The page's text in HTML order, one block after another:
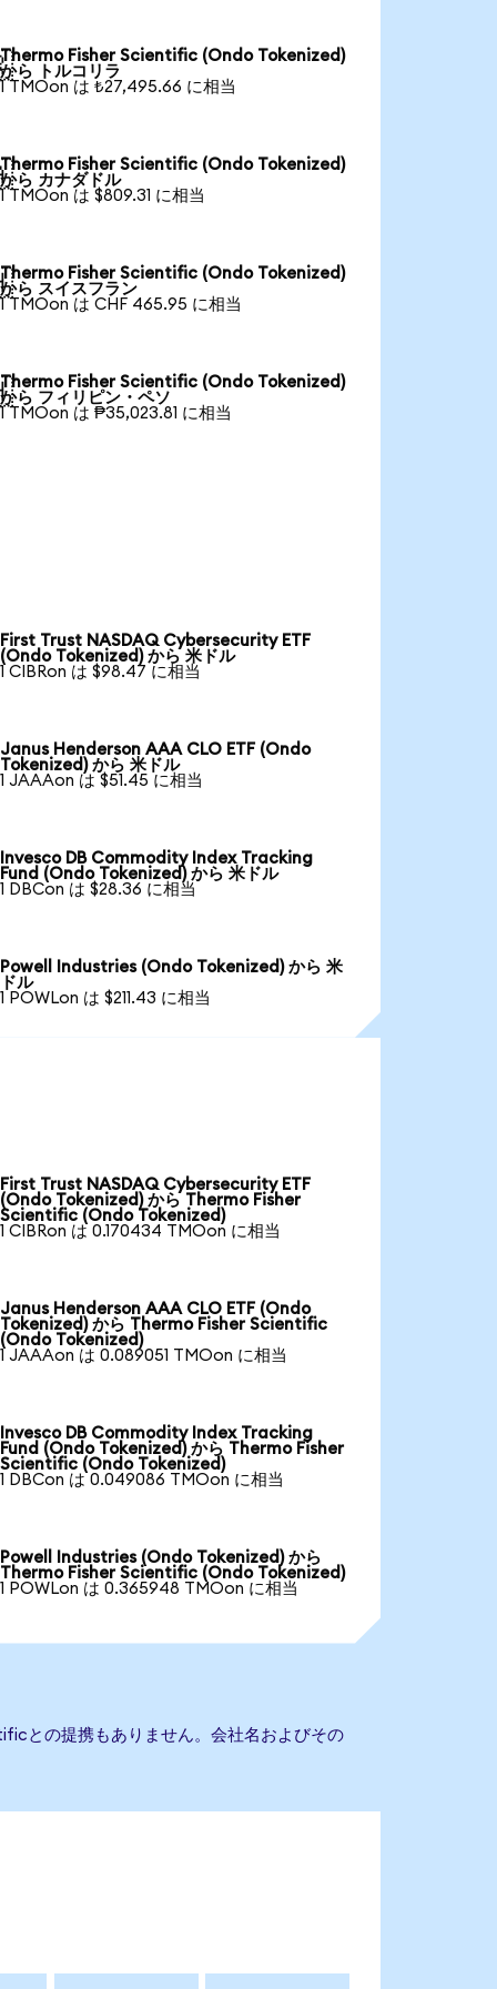
Thermo Fisher Scientific (Ondo Tokenized)
から トルコリラ
1 TMOon は ₺27,495.66 に相当
Thermo Fisher Scientific (Ondo Tokenized)
から カナダドル
1 TMOon は $809.31 に相当
Thermo Fisher Scientific (Ondo Tokenized)
から スイスフラン
1 TMOon は CHF 465.95 に相当
Thermo Fisher Scientific (Ondo Tokenized)
から フィリピン・ペソ
1 TMOon は ₱35,023.81 に相当
First Trust NASDAQ Cybersecurity ETF
(Ondo Tokenized) から 米ドル
1 CIBRon は $98.47 に相当
Janus Henderson AAA CLO ETF (Ondo
Tokenized) から 米ドル
1 JAAAon は $51.45 に相当
Invesco DB Commodity Index Tracking
Fund (Ondo Tokenized) から 米ドル
1 DBCon は $28.36 に相当
Powell Industries (Ondo Tokenized) から 米
ドル
1 POWLon は $211.43 に相当
First Trust NASDAQ Cybersecurity ETF
(Ondo Tokenized) から Thermo Fisher
Scientific (Ondo Tokenized)
1 CIBRon は 0.170434 TMOon に相当
Janus Henderson AAA CLO ETF (Ondo
Tokenized) から Thermo Fisher Scientific
(Ondo Tokenized)
1 JAAAon は 0.089051 TMOon に相当
Invesco DB Commodity Index Tracking
Fund (Ondo Tokenized) から Thermo Fisher
Scientific (Ondo Tokenized)
1 DBCon は 0.049086 TMOon に相当
Powell Industries (Ondo Tokenized) から
Thermo Fisher Scientific (Ondo Tokenized)
1 POWLon は 0.365948 TMOon に相当
との提携もありません。会社名およびその